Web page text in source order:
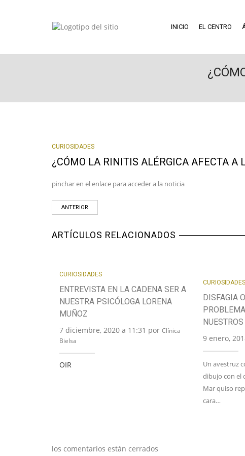
INICIO EL CENTRO
CURIOSIDADES
¿CÓMO LA RINITIS ALÉRGICA AFECTA A
pinchar en el enlace para acceder a la noticia
ANTERIOR
ARTÍCULOS RELACIONADOS
CURIOSIDADES
ENTREVISTA EN LA CADENA SER A
NUESTRA PSICÓLOGA LORENA
MUÑOZ
7 diciembre, 2020 a 11:31 por Clínica
Bielsa
OIR
CURIOSIDADES
DISFAGIA
9 enero,
Un avestruz
dibujo con el
Mar quiso
cara…
los comentarios están cerrados